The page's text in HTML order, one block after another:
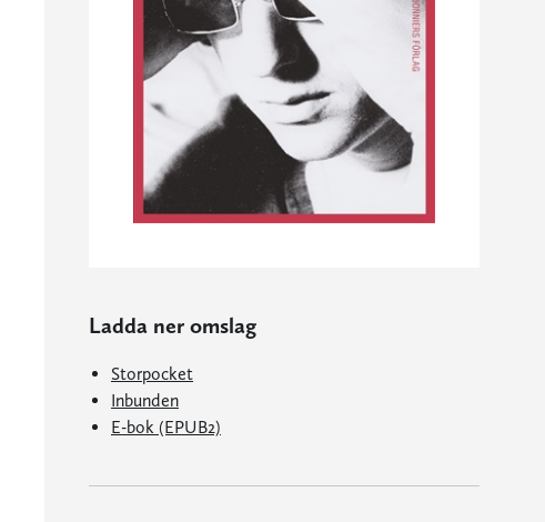
Ladda ner omslag
Storpocket
Inbunden
E-bok (EPUB2)